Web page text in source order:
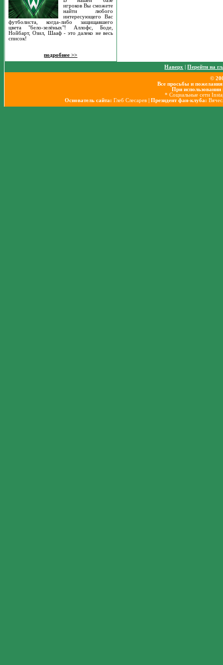
игроков Вы сможете
найти любого
интересующего Вас
футболиста, когда-либо защищавшего
цвета "бело-зелёных"! Аллофс, Боде,
Нойбарт, Озил, Шааф - это далеко не весь
список!
подробнее >>
Наверх |Перейти на
©
Все просьбы и
При использовании
* Социальные сети
Основатель сайта: Глеб Слесарев | Президент фан-клуба: